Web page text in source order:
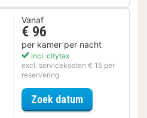
Vanaf
€ 96
per kamer per nacht
incl. citytax
excl. servicekosten € 15 per
reservering
Zoek datumvoor Family